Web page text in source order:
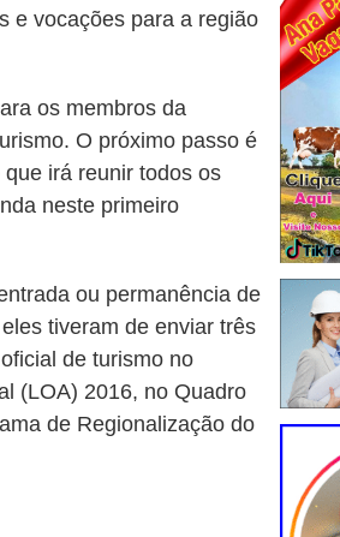
e vocações para a região
os membros da
O próximo passo é
irá reunir todos os
neste primeiro
ou permanência de
tiveram de enviar três
de turismo no
(LOA) 2016, no Quadro
de Regionalização do